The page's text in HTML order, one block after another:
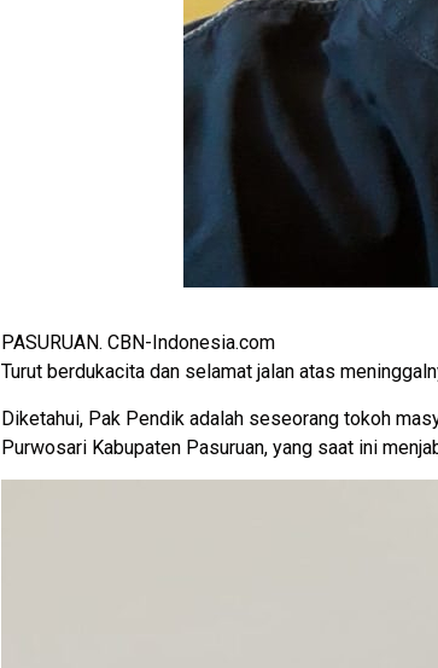
PASURUAN. CBN-Indonesia.com
Turut berdukacita dan selamat jalan atas
Diketahui, Pak Pendik adalah seseorang tokoh
Purwosari Kabupaten Pasuruan, yang saat ini